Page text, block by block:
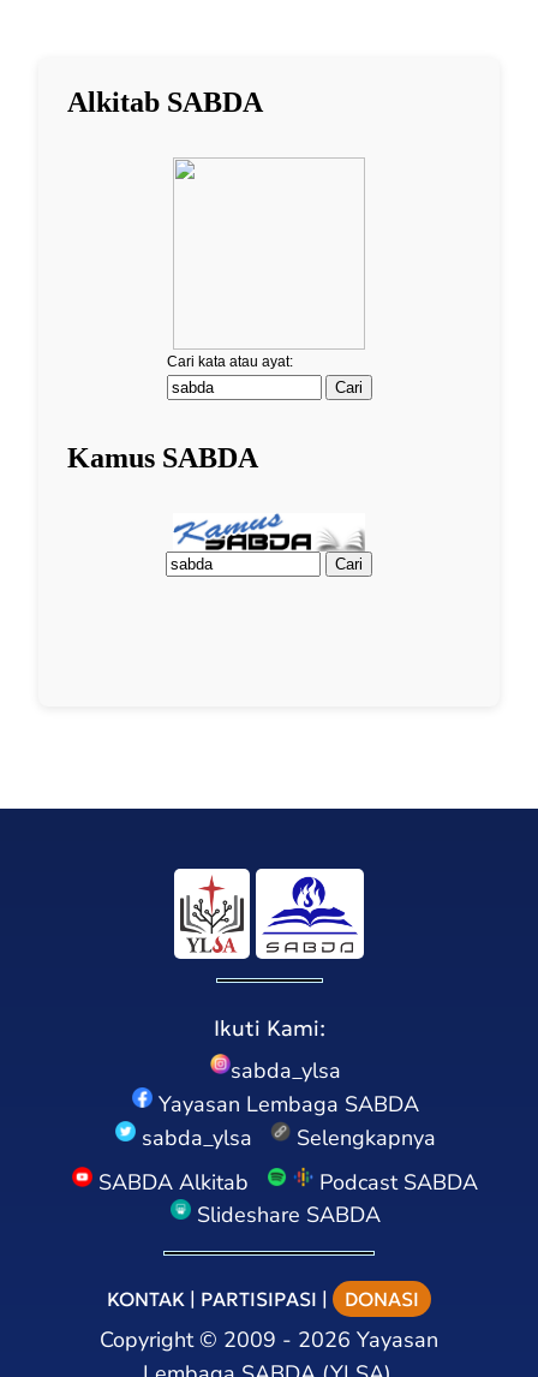
Ikuti Kami:
sabda_ylsa
Yayasan Lembaga SABDA
sabda_ylsa
Selengkapnya
SABDA Alkitab
Podcast SABDA
Slideshare SABDA
KONTAK | PARTISIPASI | DONASI
Copyright© 2009 - 2026 Yayasan